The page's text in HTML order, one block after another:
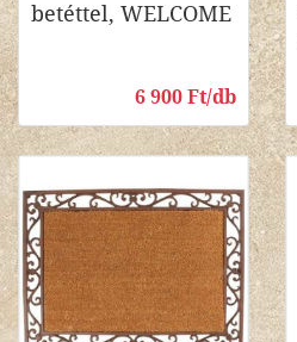
betéttel, WELCOME
6 900 Ft/db